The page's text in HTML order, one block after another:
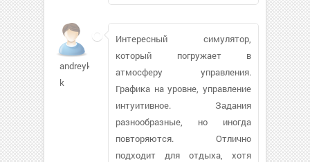
andreyk-
k
Интересный симулятор,
который погружает в
атмосферу управления.
Графика на уровне, управление
интуитивное. Задания
разнообразные, но иногда
повторяются. Отлично
подходит для отдыха, хотя